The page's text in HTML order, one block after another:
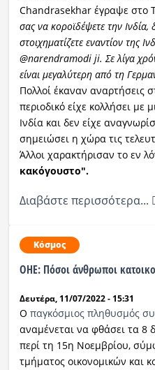
Chandrasekhar έγραψε στο
σας να κοροϊδέψετε την Ινδία,
στοιχηματίζετε εναντίον της
@narendramodi ji. Σε λίγα
είναι μεγαλύτερη από τη
Πολλοί έκαναν αναρτήσεις
περιοδικό είχε κολλήσει με
Ινδία και δεν είχε
σημειώσει η χώρα τις
Άλλοι χαρακτήρισαν το εν
κακόγουστο".
Διαβάστε περισσότερα...
Κόσμος
ΟΗΕ: Πόσοι άνθρωποι
Δευτέρα, 11/07/2022 - 15:31
Ο παγκόσμιος πληθυσμός
αναμένεται να φθάσει τα 8
περί τη 15η Νοεμβρίου,
τμήματος οικονομικών και